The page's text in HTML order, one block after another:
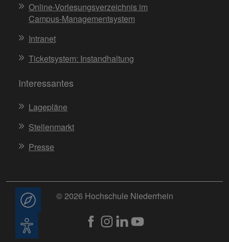
Online-Vorlesungsverzeichnis im
Campus-Managementsystem
Intranet
Ticketsystem: Instandhaltung
Interessantes
Lagepläne
Stellenmarkt
Presse
© 2026 Hochschule Niederrhein
Beratung
Barrierefreiheit